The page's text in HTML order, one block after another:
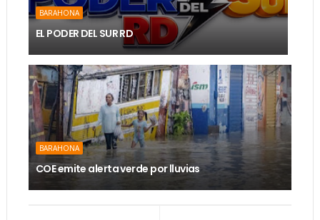
BARAHONA
EL PODER DEL SUR RD
BARAHONA
COE emite alerta verde por lluvias